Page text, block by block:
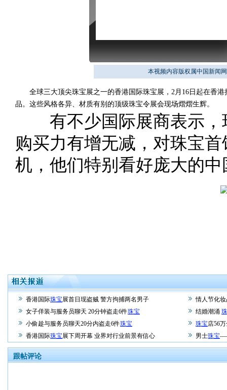
本视频内容版权属中国新闻
全球三大顶尖珠宝展之一的香港国际珠宝展，2月16日起在香港
品。这些风格各异、材质有别的顶级珠宝令展会现场熠熠生辉。
有不少国际展商表示，
购买力有增无减，对珠宝
机，他们特别看好庞大的
香港国际珠宝展首日现盗贼 警方拘捕两名男子
情人节化
女子佯装与服务员聊天 20分钟盗走6件珠宝 结婚潮涌
小偷趁与服务员聊天20分内盗走6件珠宝 珠宝店56
香港国际珠宝展下周开幕 业界对行业前景有信心 男士珠宝
跟帖评论